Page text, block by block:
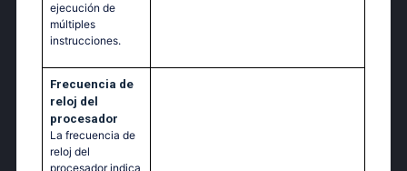
ejecución de
múltiples
instrucciones.
Frecuencia de
reloj del
procesador
La frecuencia de
reloj del
procesador indica